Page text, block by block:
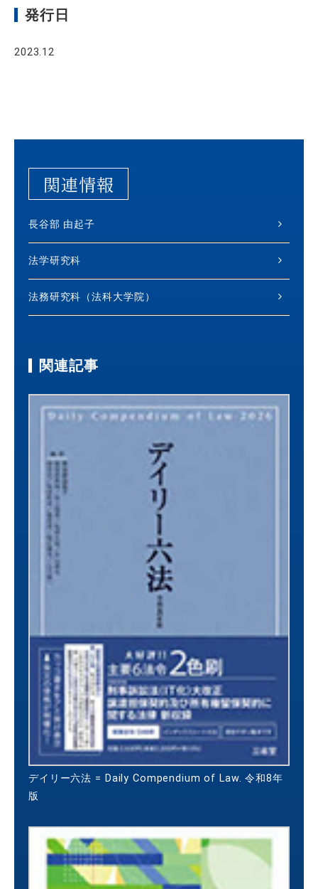
発行日
2023.12
関連情報
長谷部 由起子
法学研究科
法務研究科（法科大学院）
関連記事
デイリー六法 = Daily Compendium of Law. 令和8年
版